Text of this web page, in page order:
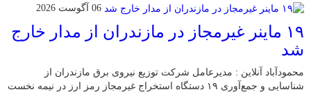
06 آگوست 2026
۱۹ ماینر غیرمجاز در مازندران از مدار خارج
شد
محمودآباد آنلاین : مدیرعامل شرکت توزیع نیروی برق مازندران از
شناسایی و جمع‌آوری ۱۹ دستگاه استخراج غیرمجاز رمز ارز در نیمه نخست